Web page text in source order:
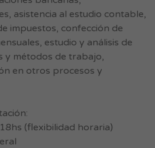
asistencia al estudio contable,
impuestos, confección de
estudio y análisis de
y métodos de trabajo,
en otros procesos y
(flexibilidad horaria)